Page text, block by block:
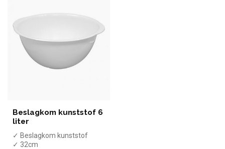
Beslagkom kunststof 6
liter
✓ Beslagkom kunststof
✓ 32cm